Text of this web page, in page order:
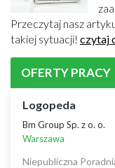
Przeczytaj nasz
takiej sytuacji! czytaj
OFERTY PRACY
Logopeda
Bm Group Sp. z o. o.
Warszawa
Niepubliczna